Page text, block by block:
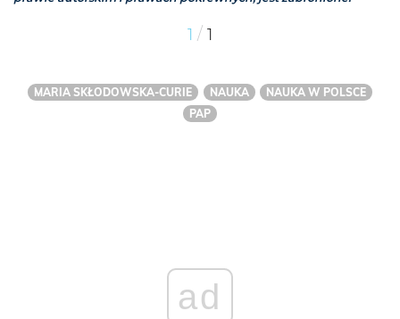
1 / 1
MARIA SKŁODOWSKA-CURIE NAUKA
NAUKA W POLSCE
PAP
ad